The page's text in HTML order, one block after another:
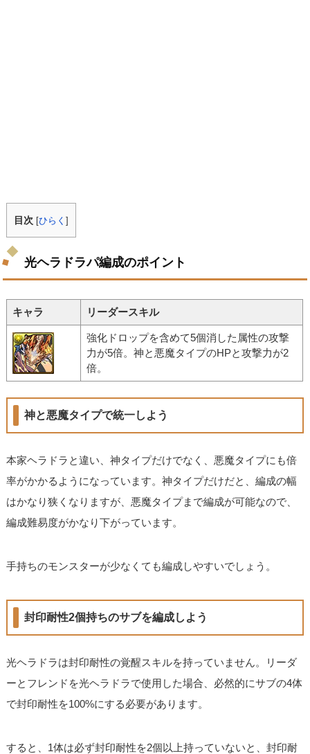
目次 [ひらく]
光ヘラドラパ編成のポイント
キャラ リーダースキル
強化ドロップを含めて5個消した属性の攻撃
力が5倍。神と悪魔タイプのHPと攻撃力が2
倍。
神と悪魔タイプで統一しよう
本家ヘラドラと違い、神タイプだけでなく、悪魔タイプにも倍
率がかかるようになっています。神タイプだけだと、編成の幅
はかなり狭くなりますが、悪魔タイプまで編成が可能なので、
編成難易度がかなり下がっています。
手持ちのモンスターが少なくても編成しやすいでしょう。
封印耐性2個持ちのサブを編成しよう
光ヘラドラは封印耐性の覚醒スキルを持っていません。リーダ
ーとフレンドを光ヘラドラで使用した場合、必然的にサブの4体
で封印耐性を100%にする必要があります。
すると、1体は必ず封印耐性を2個以上持っていないと、封印耐